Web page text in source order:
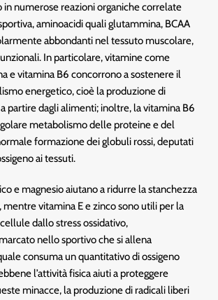
in numerose reazioni organiche correlate
aminoacidi quali glutammina, BCAA
abbondanti nel tessuto muscolare,
In particolare, vitamine come
e vitamina B6 concorrono a sostenere il
energetico, cioè la produzione di
partire dagli alimenti; inoltre, la vitamina B6
metabolismo delle proteine e del
formazione dei globuli rossi, deputati
ai tessuti.
e magnesio aiutano a ridurre la stanchezza
mentre vitamina E e zinco sono utili per la
dallo stress ossidativo,
nello sportivo che si allena
consuma un quantitativo di ossigeno
l’attività fisica aiuti a proteggere
minacce, la produzione di radicali liberi